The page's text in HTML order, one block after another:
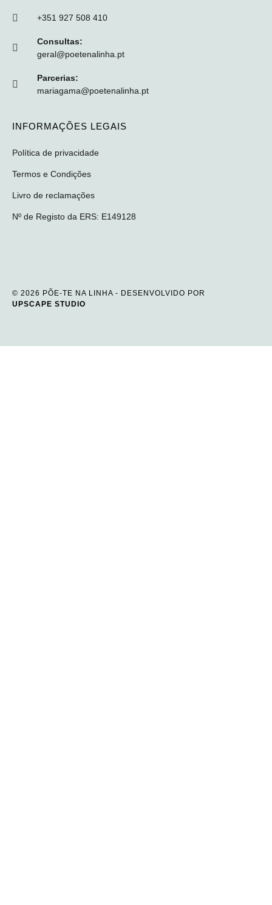
+351 927 508 410
Consultas:
geral@poetenalinha.pt
Parcerias:
mariagama@poetenalinha.pt
INFORMAÇÕES LEGAIS
Política de privacidade
Termos e Condições
Livro de reclamações
Nº de Registo da ERS: E149128
© 2026 PÕE-TE NA LINHA - DESENVOLVIDO POR
UPSCAPE STUDIO